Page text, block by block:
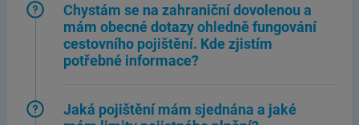
Chystám se na zahraniční dovolenou a
mám obecné dotazy ohledně fungování
cestovního pojištění. Kde zjistím
potřebné informace?
Jaká pojištění mám sjednána a jaké